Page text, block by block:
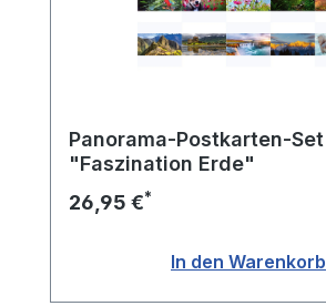
Panorama-Postkarten-Set
"Faszination Erde"
26,95 €*
In den Warenkorb